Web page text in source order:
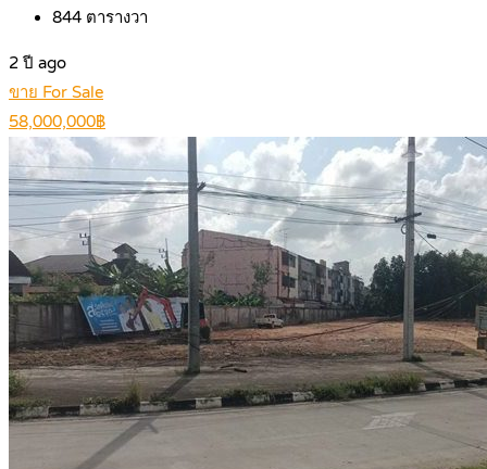
844 ตารางวา
2 ปี ago
ขาย For Sale
58,000,000฿